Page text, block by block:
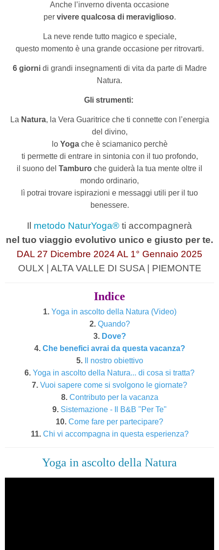
Anche l’inverno diventa occasione
per vivere qualcosa di meraviglioso.
La neve rende tutto magico e speciale,
questo momento è una grande occasione per ritrovarti.
6 giornidi grandi insegnamenti di vita da parte di Madre
Natura.
Gli strumenti:
La Natura, la Vera Guaritrice che ti connette con l’energia
del divino,
loYogache è sciamanico perchè
ti permette di entrare in sintonia con il tuo profondo,
il suono del Tamburo che guiderà la tua mente oltre il
mondo ordinario,
lì potrai trovare ispirazioni e messaggi utili per il tuo
benessere.
Il metodo NaturYoga® ti accompagnerà
nel tuo viaggio evolutivo unico e giusto per te.
DAL 27 Dicembre 2024 AL 1° Gennaio 2025
OULX | ALTA VALLE DI SUSA | PIEMONTE
Indice
1. Yoga in ascolto della Natura (Video)
2. Quando?
3. Dove?
4. Che benefici avrai da questa vacanza?
5.
Il nostro obiettivo
6. Yoga in ascolto della Natura... di cosa si tratta?
7. Vuoi sapere come si svolgono le giornate?
8. Contributo per la vacanza
9. Sistemazione - Il B&B "Per Te"
10. Come fare per partecipare?
11. Chi vi accompagna in questa esperienza?
Yoga in ascolto della Natura